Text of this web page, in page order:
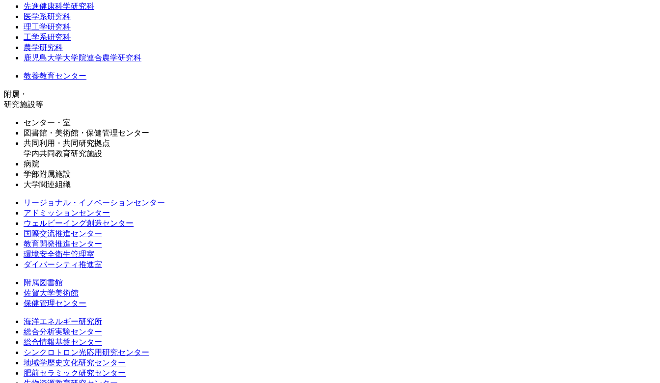
先進健康科学研究科
医学系研究科
理工学研究科
工学系研究科
農学研究科
鹿児島大学大学院連合農学研究科
教養教育センター
附属・
研究施設等
センター・室
図書館・美術館・保健管理センター
共同利用・共同研究拠点
学内共同教育研究施設
病院
学部附属施設
大学関連組織
リージョナル・イノベーションセンター
アドミッションセンター
ウェルビーイング創造センター
国際交流推進センター
教育開発推進センター
環境安全衛生管理室
ダイバーシティ推進室
附属図書館
佐賀大学美術館
保健管理センター
海洋エネルギー研究所
総合分析実験センター
総合情報基盤センター
シンクロトロン光応用研究センター
地域学歴史文化研究センター
肥前セラミック研究センター